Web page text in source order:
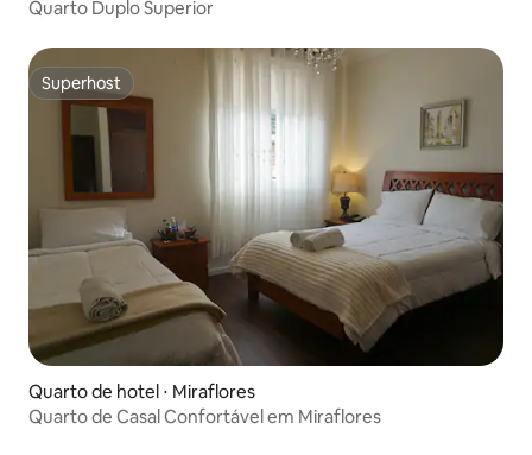
Quarto Duplo Superior
Superhost
Superhost
Quarto de hotel ⋅ Miraflores
Quarto de Casal Confortável em Miraflores